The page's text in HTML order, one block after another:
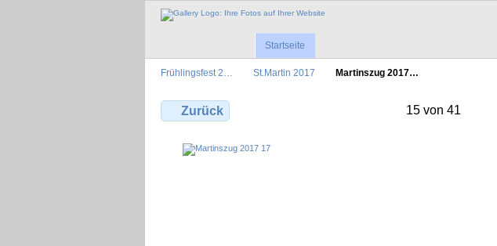
Startseite
Frühlingsfest 2… St.Martin 2017 Martinszug 2017…
Zurück 15 von 41